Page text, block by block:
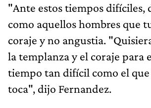
"Ante estos tiempos difíciles,
como aquellos hombres que
coraje y no angustia.
la templanza y el coraje para
tiempo tan difícil como el
toca", dijo Fernandez.